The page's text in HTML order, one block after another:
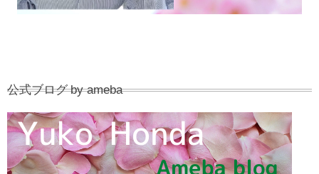
公式ブログ by ameba